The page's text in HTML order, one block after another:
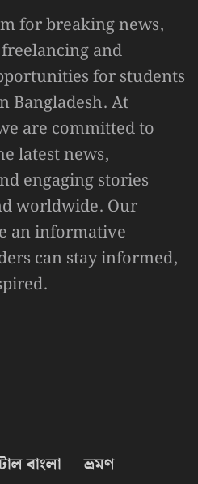
for breaking news,
and
for students
Bangladesh. At
are committed to
latest news,
engaging stories
worldwide. Our
an informative
can stay informed,
বাংলা
ভ্রমণ